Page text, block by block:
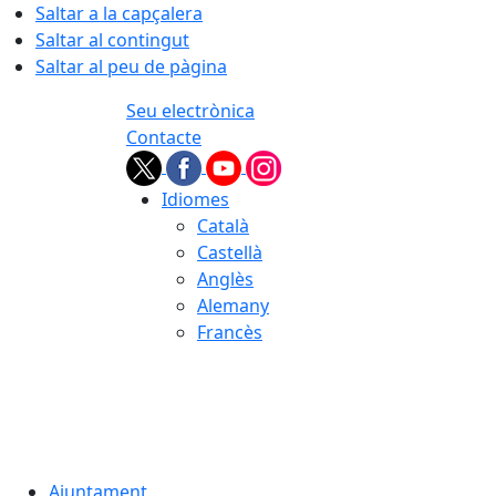
Saltar a la capçalera
Saltar al contingut
Saltar al peu de pàgina
Seu electrònica
Contacte
Idiomes
Català
Castellà
Anglès
Alemany
Francès